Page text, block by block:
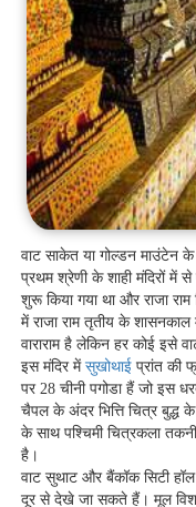
वाट साकेत या गोल्डन माउंटेन
प्रथम श्रेणी के शाही मंदिरों में से
शुरू किया गया था और राजा राम
में राजा राम तृतीय के
वाराराम है लेकिन हर कोई इसे
इस मंदिर मेंसुखोथाई प्रांत की
पर 28 चीनी पगोडा हैं जो इस
चैपल के अंदर भित्ति चित्र बुद्ध
के साथ पश्चिमी चित्रकला
है।
वाट सुथाट और बैंकॉक सिटी
दूर से देखे जा सकते हैं। मूल